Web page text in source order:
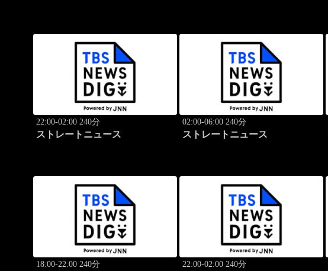
22:00-02:00 240分
ストレートニュース
02:00-06:00 240分
ストレートニュース
18:00-22:00 240分 22:00-02:00 240分